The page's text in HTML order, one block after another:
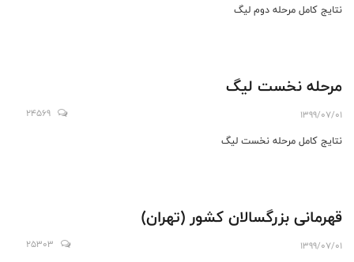
نتایج کامل مرحله دوم لیگ
مرحله نخست لیگ
1399/07/01
24569
نتایج کامل مرحله نخست لیگ
قهرمانی بزرگسالان کشور (تهران)
1399/07/01
25303